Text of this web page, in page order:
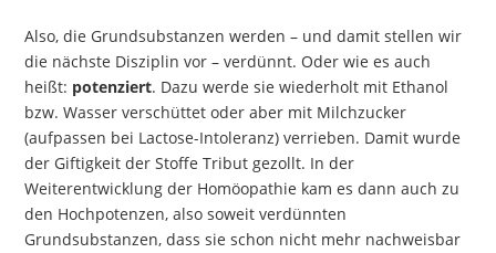
Also, die Grundsubstanzen werden – und damit stellen wir
die nächste Disziplin vor – verdünnt. Oder wie es auch
heißt: potenziert. Dazu werde sie wiederholt mit Ethanol
bzw. Wasser verschüttet oder aber mit Milchzucker
(aufpassen bei Lactose-Intoleranz) verrieben. Damit wurde
der Giftigkeit der Stoffe Tribut gezollt. In der
Weiterentwicklung der Homöopathie kam es dann auch zu
den Hochpotenzen, also soweit verdünnten
Grundsubstanzen, dass sie schon nicht mehr nachweisbar